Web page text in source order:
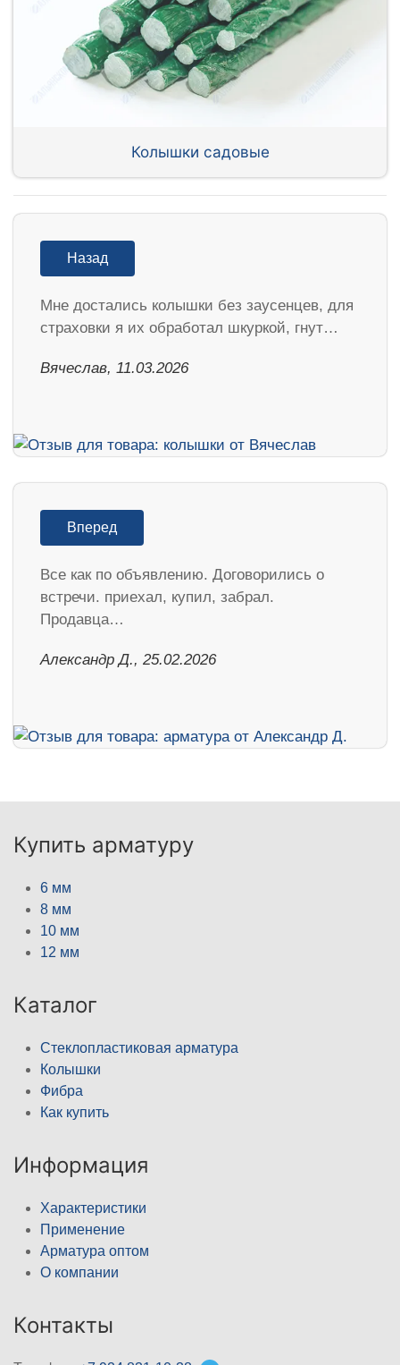
Колышки садовые
Назад
Мне достались колышки без заусенцев, для
страховки я их обработал шкуркой, гнут…
Вячеслав, 11.03.2026
Вперед
Все как по объявлению. Договорились о
встречи. приехал, купил, забрал.
Продавца…
Александр Д., 25.02.2026
Купить арматуру
6 мм
8 мм
10 мм
12 мм
Каталог
Стеклопластиковая арматура
Колышки
Фибра
Как купить
Информация
Характеристики
Применение
Арматура оптом
О компании
Контакты